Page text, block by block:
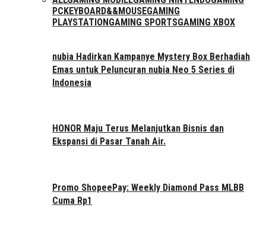
PCKEYBOARD&&MOUSEGAMING
PLAYSTATIONGAMING SPORTSGAMING XBOX
nubia Hadirkan Kampanye Mystery Box Berhadiah
Emas untuk Peluncuran nubia Neo 5 Series di
Indonesia
HONOR Maju Terus Melanjutkan Bisnis dan
Ekspansi di Pasar Tanah Air.
Promo ShopeePay: Weekly Diamond Pass MLBB
Cuma Rp1